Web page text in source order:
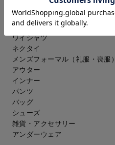
スラックス
アイシャツ
ワイシャツ
ネクタイ
メンズフォーマル （礼服・喪服）
アウター
インナー
パンツ
バッグ
シューズ
雑貨・アクセサリー
アンダーウェア